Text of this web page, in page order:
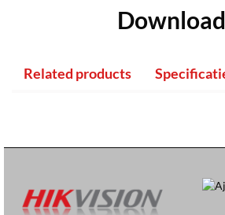
Related products